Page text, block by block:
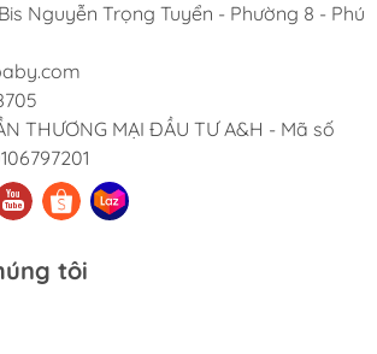
Bis Nguyễn Trọng Tuyển - Phường 8 - Phú
THƯƠNG MẠI ĐẦU TƯ A&H - Mã số
tôi